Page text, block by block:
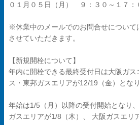
０１月０５日（月） ９：３０～１７：
※休業中のメールでのお問合せについ
させていただきます。
【新規開栓について】
年内に開栓できる最終受付日は大阪ガ
ス・東邦ガスエリアが12/19（金）となり
年始は1/5（月）以降の受付開始となり
ガスエリアが1/8（木）、 大阪ガスエリ